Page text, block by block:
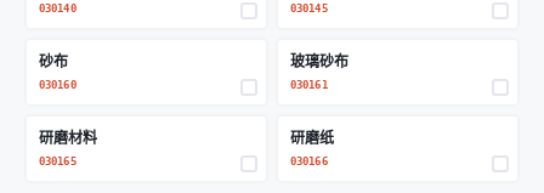
030140 030145
砂布
030160
玻璃砂布
030161
研磨材料
030165
研磨纸
030166